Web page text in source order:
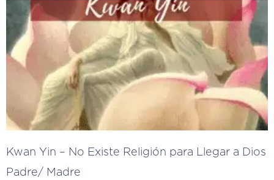
Kwan Yin – No Existe Religión para Llegar a Dios
Padre/ Madre